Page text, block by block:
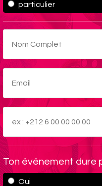
particulier
Ton événement dure
Oui